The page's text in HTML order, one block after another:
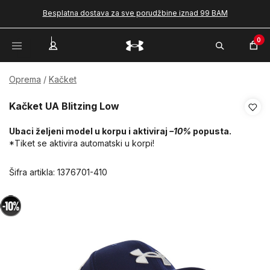
Besplatna dostava za sve porudžbine iznad 99 BAM
0
Oprema Kačket
Kačket UA Blitzing Low
Ubaci željeni model u korpu i aktiviraj –10% popusta.
*Tiket se aktivira automatski u korpi!
Šifra artikla: 1376701-410